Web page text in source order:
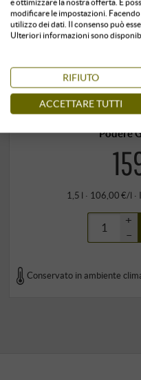
Brunello di
2021 ·
Podere
1,5 l · 106,00 €/l ·
+
–
Conservato in ambiente
e ottimizzare la nostra offerta. È
modificare le impostazioni.
utilizzo dei dati. Il consenso può
Ulteriori informazioni sono
RIFIUTO
ACCETTARE TUTTI